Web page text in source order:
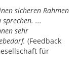
sicheren Rahmen
...
sehr
(Feedback
für